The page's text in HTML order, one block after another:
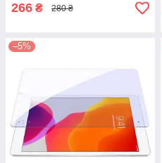
266 ₴ 280 ₴
–5%